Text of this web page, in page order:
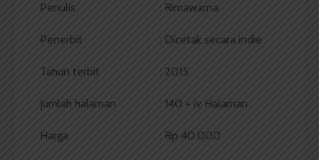
Penulis : Rimawarna
Penerbit : Dicetak secara indie
Tahun terbit : 2015
Jumlah halaman : 140 + iv Halaman
Harga : Rp 40.000